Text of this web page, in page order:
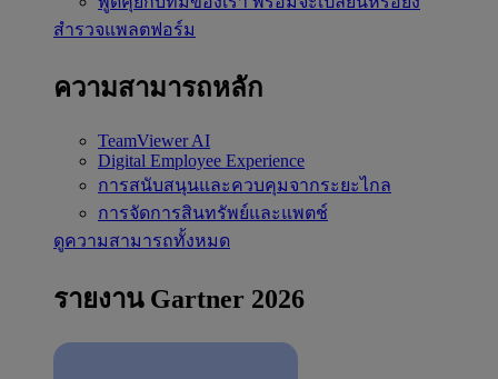
สำรวจแพลตฟอร์ม
ความสามารถหลัก
TeamViewer AI
Digital Employee Experience
การสนับสนุนและควบคุมจากระยะไกล
การจัดการสินทรัพย์และแพตช์
ดูความสามารถทั้งหมด
รายงาน Gartner 2026